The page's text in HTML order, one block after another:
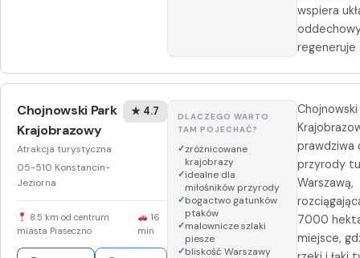
wspiera
regeneruje
Chojnowski Park
Krajobrazowy
Atrakcja turystyczna
05-510 Konstancin-
Jeziorna
★ 4.7
8.5 km od centrum
miasta Piaseczno
16
min
DLACZEGO WARTO
TAM POJECHAĆ?
zróżnicowane
krajobrazy
idealne dla
miłośników przyrody
bogactwo gatunków
ptaków
malownicze szlaki
piesze
bliskość Warszawy
Chojnowski
prawdziwa
przyrody
Warszawą,
7000
miejsce,